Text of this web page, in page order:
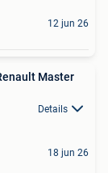
12 jun 26
Master
Details
18 jun 26